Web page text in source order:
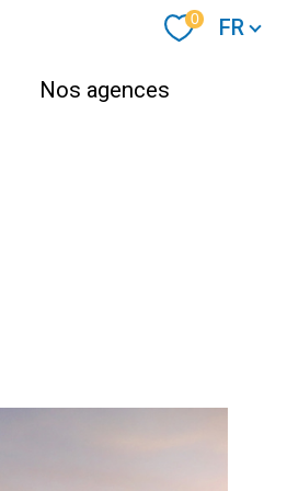
0 Langue
FR
Nos agences